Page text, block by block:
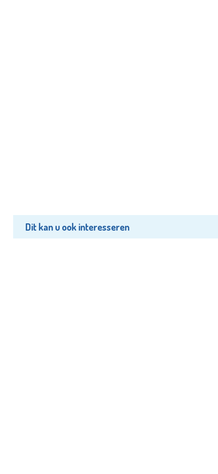
Dit kan u ook interesseren